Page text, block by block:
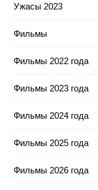
Ужасы 2023
Фильмы
Фильмы 2022 года
Фильмы 2023 года
Фильмы 2024 года
Фильмы 2025 года
Фильмы 2026 года